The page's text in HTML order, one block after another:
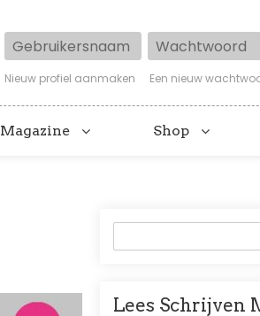
Gebruikersnaam Wachtwoord
Nieuw profiel aanmaken Een nieuw
Magazine Shop
Lees Schrijven